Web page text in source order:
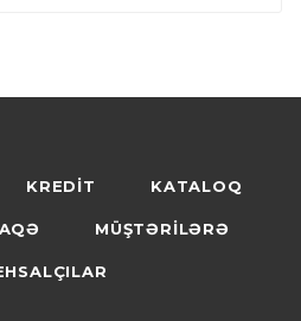
KREDİT KATALOQ
MÜŞTƏRİLƏRƏ